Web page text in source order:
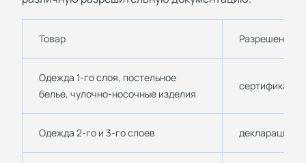
Товар Разрешение
Одежда 1-го слоя, постельное
белье, чулочно-носочные изделия
сертификат
Одежда 2-го и 3-го слоев декларация